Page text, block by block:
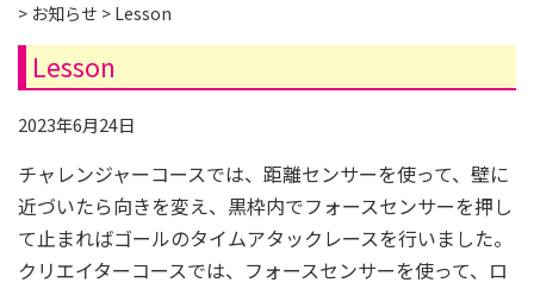
> お知らせ > Lesson
Lesson
2023年6月24日
チャレンジャーコースでは、距離センサーを使って、壁に
近づいたら向きを変え、黒枠内でフォースセンサーを押し
て止まればゴールのタイムアタックレースを行いました。
クリエイターコースでは、フォースセンサーを使って、ロ